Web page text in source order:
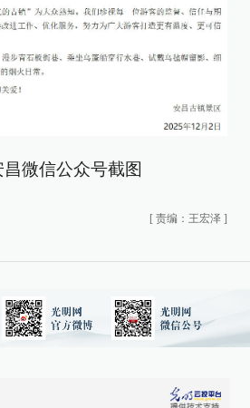
微信公众号截图
[ 责编：王宏泽 ]